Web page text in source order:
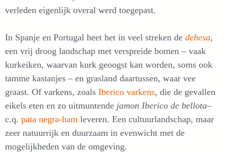
verleden eigenlijk overal werd toegepast.
In Spanje en Portugal heet het in veel streken de dehesa,
een vrij droog landschap met verspreide bomen – vaak
kurkeiken, waarvan kurk geoogst kan worden, soms ook
tamme kastanjes – en grasland daartussen, waar vee
graast. Of varkens, zoals Iberico varkens, die de gevallen
eikels eten en zo uitmuntende jamon Iberico de bellota–
c.q. pata negra-ham leveren. Een cultuurlandschap, maar
zeer natuurrijk en duurzaam in evenwicht met de
mogelijkheden van de omgeving.